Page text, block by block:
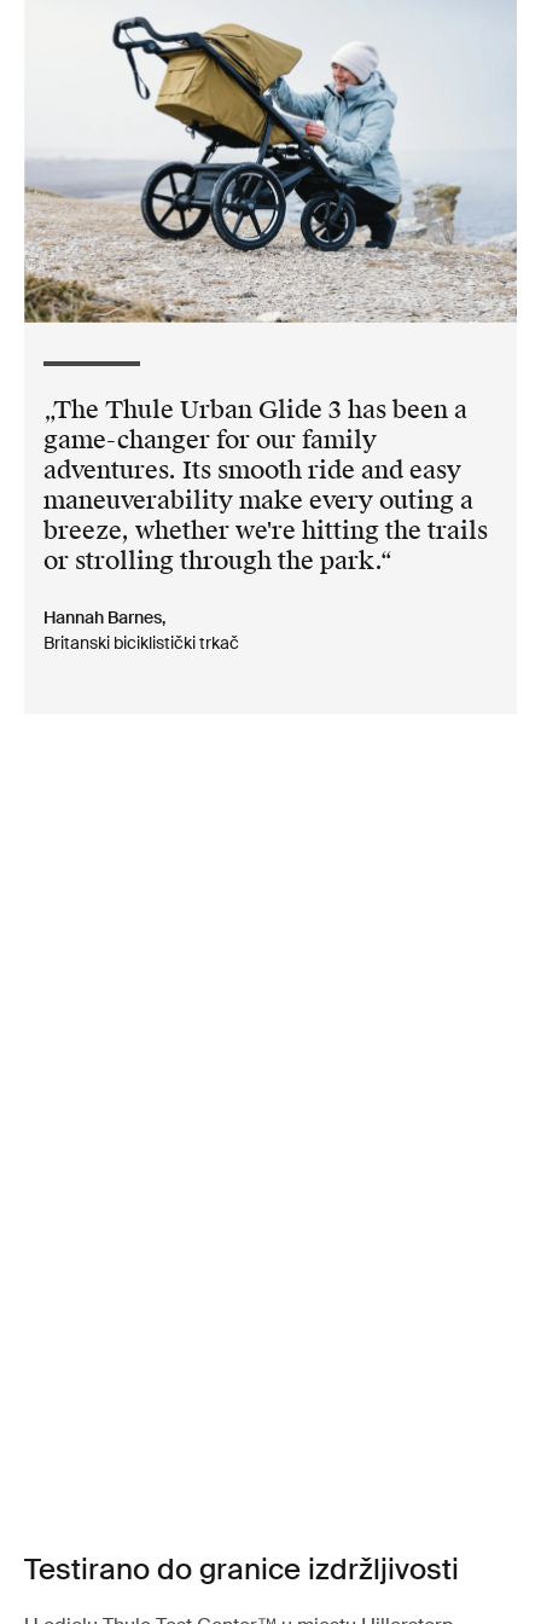
The Thule Urban Glide 3 has been a
game-changer for our family
adventures. Its smooth ride and easy
maneuverability make every outing a
breeze, whether we're hitting the trails
or strolling through the park.
Hannah Barnes,
Britanski biciklistički trkač
Testirano do granice izdržljivosti